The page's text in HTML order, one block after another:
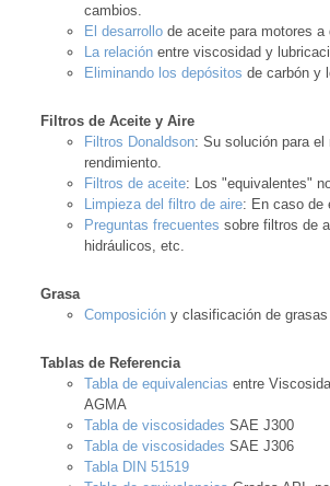
cambios.
El desarrollo de aceite para motores a
La relación entre viscosidad y
Eliminando los depósitos de carbón y
Filtros de Aceite y Aire
Filtros Donaldson: Su solución para el
rendimiento.
Filtros de aceite: Los "equivalentes"
Limpieza del filtro de aire: En caso de
Preguntas frecuentes sobre filtros de
hidráulicos, etc.
Grasa
Composición y clasificación de grasas
Tablas de Referencia
Tabla de equivalencias entre
AGMA
Tabla de viscosidades SAE J300
Tabla de viscosidades SAE J306
Tabla DIN 51519